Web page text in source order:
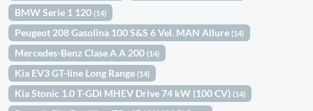
BMW Serie 1 120(14)
Peugeot 208 Gasolina 100 S&S 6 Vel. MAN Allure(14)
Mercedes-Benz Clase A A 200(14)
Kia EV3 GT-line Long Range(14)
Kia Stonic 1.0 T-GDi MHEV Drive 74 kW (100 CV)(14)